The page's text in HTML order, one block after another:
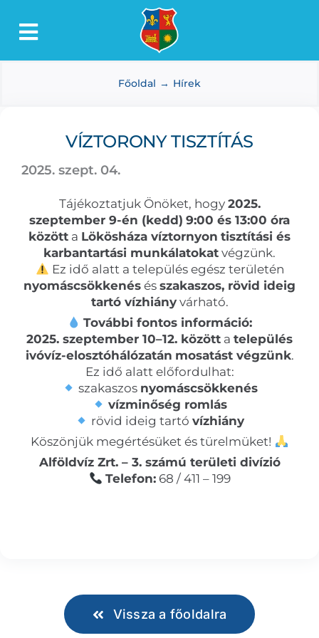
Toggle
Lőkösháza
Dokumentumtár
Média
Választás
Főoldal Hírek
VÍZTORONY TISZTÍTÁS
2025. szept. 04.
Tájékoztatjuk Önöket, hogy 2025.
szeptember 9-én (kedd) 9:00 és 13:00 óra
között a Lökösháza víztornyon tisztítási és
karbantartási munkálatokat végzünk.
Ez idő alatt a település egész területén
nyomáscsökkenés és szakaszos, rövid ideig
tartó vízhiányvárható.
További fontos információ:
2025. szeptember 10–12. között a település
ivóvíz-elosztóhálózatán mosatást végzünk.
Ez idő alatt előfordulhat:
szakaszos nyomáscsökkenés
vízminőség romlás
rövid ideig tartóvízhiány
Köszönjük megértésüket és türelmüket!
Alföldvíz Zrt. – 3. számú területi divízió
Telefon:68 / 411 – 199
Vissza a főoldalra